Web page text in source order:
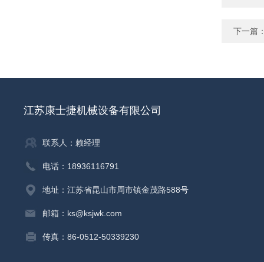
下一篇
江苏康士捷机械设备有限公司
联系人：赖经理
电话：18936116791
地址：江苏省昆山市周市镇金茂路588号
邮箱：ks@ksjwk.com
传真：86-0512-50339230